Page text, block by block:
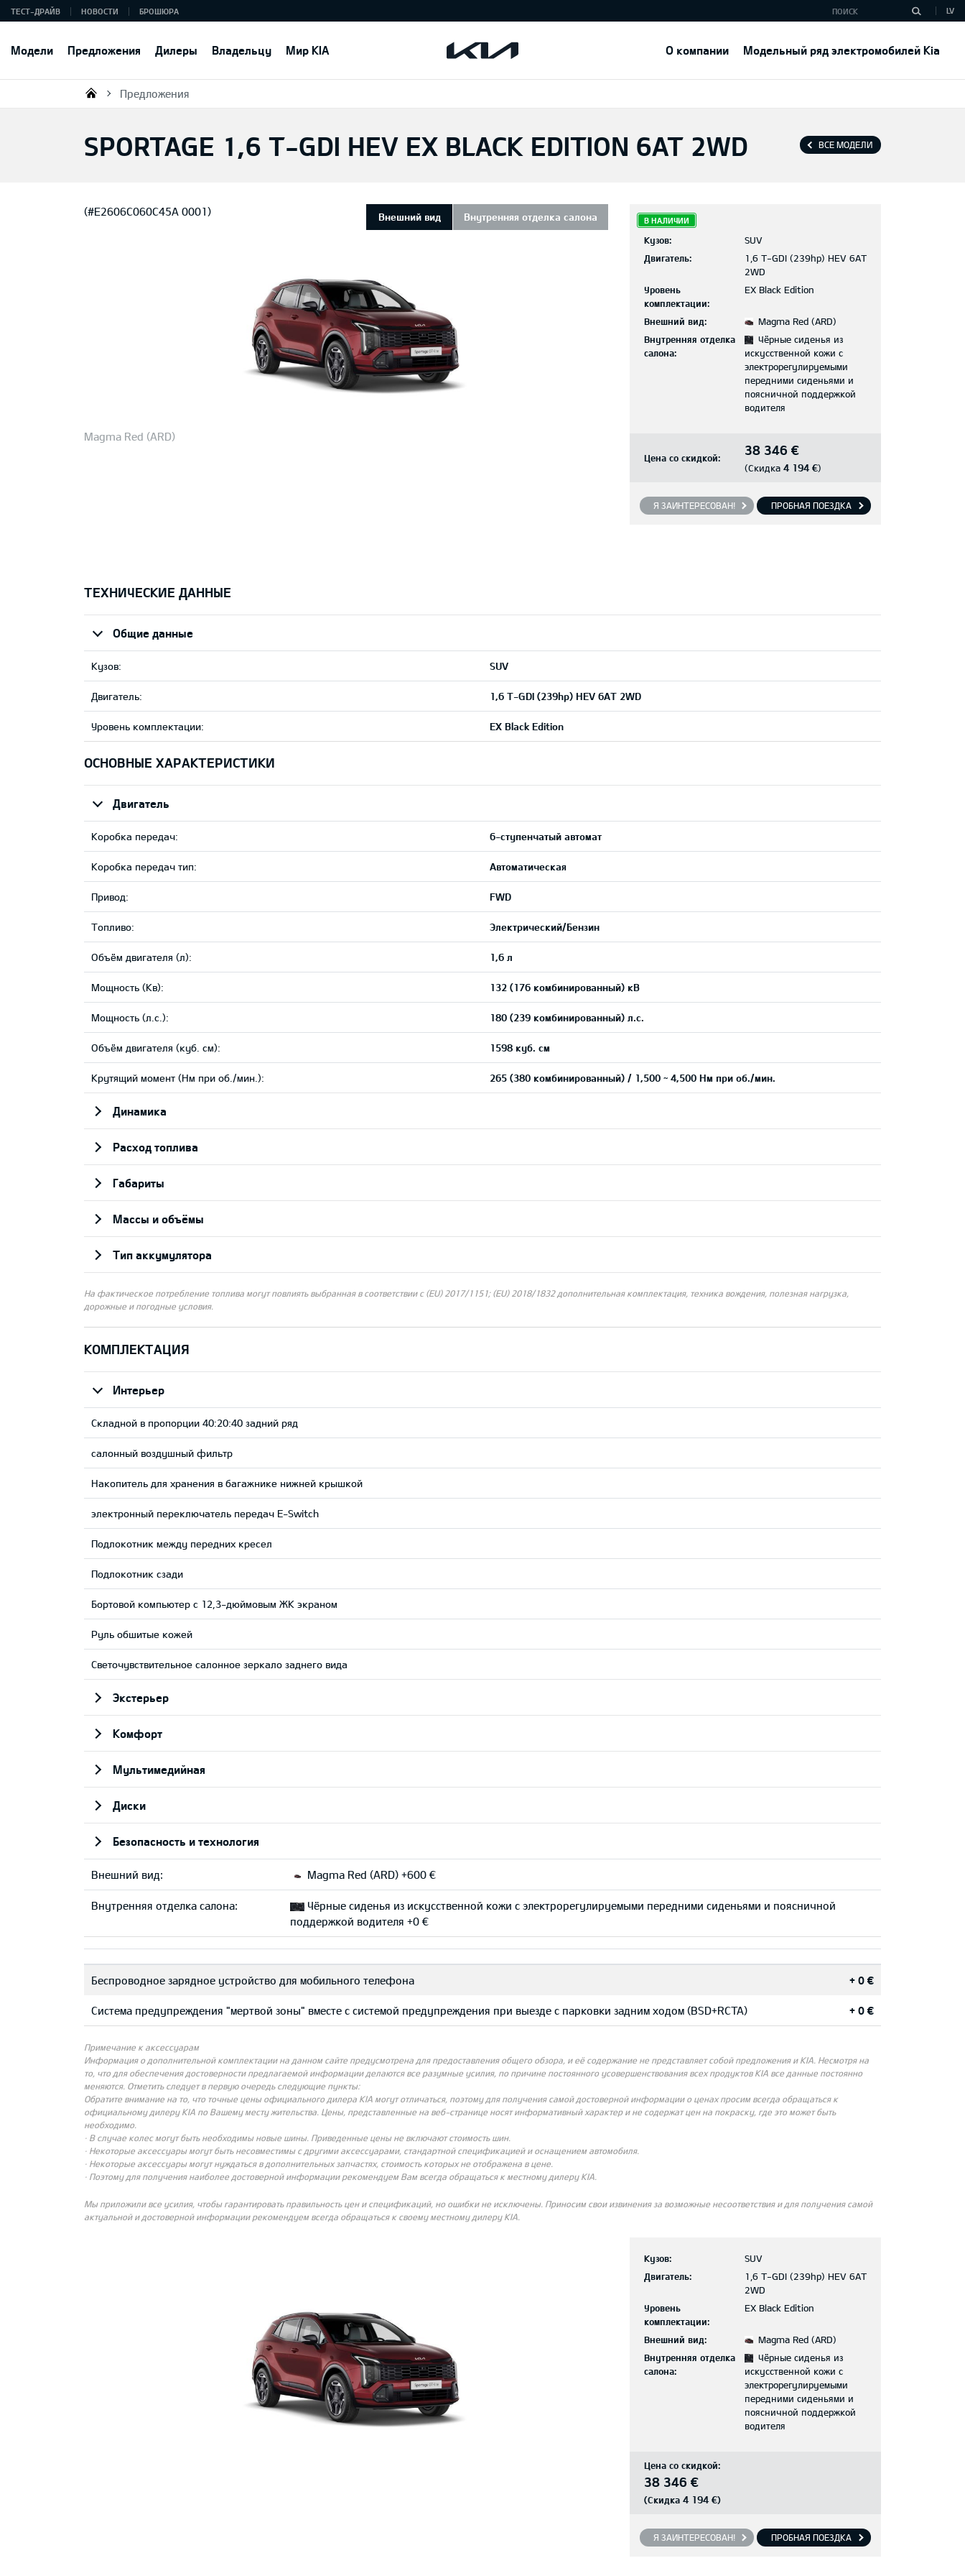
Модели Предложения Дилеры Владельцу Мир KIA О компании Модельный ряд электромобилей Kia
ТЕСТ-ДРАЙВ НОВОСТИ БРОШЮРА LV
KIA AUTO AS
Предложения
ВСЕ МОДЕЛИ
SPORTAGE 1,6 T-GDI HEV EX BLACK EDITION 6AT 2WD
Внешний вид Внутренняя отделка салона
(#E2606C060C45A 0001)
Magma Red (ARD)
В НАЛИЧИИ
Кузов:
SUV
Двигатель:
1,6 T-GDI (239hp) HEV 6AT
2WD
Уровень
комплектации:
EX Black Edition
Внешний вид:
Magma Red (ARD)
Внутренняя отделка
салона:
Чёрные сиденья из
искусственной кожи с
электрорегулируемыми
передними сиденьями и
поясничной поддержкой
водителя
Цена со скидкой: 38 346 €
(Скидка 4 194 €)
Я ЗАИНТЕРЕСОВАН! ПРОБНАЯ ПОЕЗДКА
ТЕХНИЧЕСКИЕ ДАННЫЕ
Общие данные
Кузов: SUV
Двигатель: 1,6 T-GDI (239hp) HEV 6AT 2WD
Уровень комплектации: EX Black Edition
ОСНОВНЫЕ ХАРАКТЕРИСТИКИ
Двигатель
Коробка передач: 6-ступенчатый автомат
Коробка передач тип: Автоматическая
Привод: FWD
Tопливо: Электрический/Бензин
Объём двигателя (л): 1,6 л
Мощность (Кв): 132 (176 комбинированный) кВ
Мощность (л.с.): 180 (239 комбинированный) л.с.
Объём двигателя (куб. см): 1598 куб. см
Крутящий момент (Нм при об./мин.): 265 (380 комбинированный) / 1,500 ~ 4,500 Нм при об./мин.
Динамика
Pасход топлива
Габариты
Массы и объёмы
Тип аккумулятора
На фактическое потребление топлива могут повлиять выбранная в соответствии с (EU) 2017/1151; (EU) 2018/1832 дополнительная комплектация, техника вождения, полезная нагрузка,
дорожные и погодные условия.
КОМПЛЕКТАЦИЯ
Интерьер
Складной в пропорции 40:20:40 задний ряд
салонный воздушный фильтр
Накопитель для хранения в багажнике нижней крышкой
электронный переключатель передач E-Switch
Подлокотник между передних кресел
Подлокотник сзади
Бортовой компьютер с 12,3-дюймовым ЖК экраном
Руль обшитые кожей
Светочувствительное салонное зеркало заднего вида
Экстерьер
Комфорт
Мультимедийная
Диски
Безопасность и технология
Внешний вид: Magma Red (ARD) +600 €
Внутренняя отделка салона:
Чёрные сиденья из искусственной кожи с электрорегулируемыми передними сиденьями и поясничной
поддержкой водителя +0 €
Беспроводное зарядное устройство для мобильного телефона + 0 €
Система предупреждения "мертвой зоны" вместе с системой предупреждения при выезде с парковки задним ходом (BSD+RCTA) + 0 €
Примечание к аксессуарам
Информация о дополнительной комплектации на данном сайте предусмотрена для предоставления общего обзора, и её содержание не представляет собой предложения и KIA. Несмотря на
то, что для обеспечения достоверности предлагаемой информации делаются все разумные усилия, по причине постоянного усовершенствования всех продуктов KIA все данные постоянно
меняются. Отметить следует в первую очередь следующие пункты:
Обратите внимание на то, что точные цены официального дилера KIA могут отличаться, поэтому для получения самой достоверной информации о ценах просим всегда обращаться к
официальному дилеру KIA по Вашему месту жительства. Цены, представленные на веб-странице носят информативный характер и не содержат цен на покраску, где это может быть
необходимо.
· В случае колес могут быть необходимы новые шины. Приведенные цены не включают стоимость шин.
· Некоторые аксессуары могут быть несовместимы с другими аксессуарами, стандартной спецификацией и оснащением автомобиля.
· Некоторые аксессуары могут нуждаться в дополнительных запчастях, стоимость которых не отображена в цене.
· Поэтому для получения наиболее достоверной информации рекомендуем Вам всегда обращаться к местному дилеру KIA.
Мы приложили все усилия, чтобы гарантировать правильность цен и спецификаций, но ошибки не исключены. Приносим свои извинения за возможные несоответствия и для получения самой
актуальной и достоверной информации рекомендуем всегда обращаться к своему местному дилеру KIA.
Кузов:
SUV
Двигатель:
1,6 T-GDI (239hp) HEV 6AT
2WD
Уровень
комплектации:
EX Black Edition
Внешний вид:
Magma Red (ARD)
Внутренняя отделка
салона:
Чёрные сиденья из
искусственной кожи с
электрорегулируемыми
передними сиденьями и
поясничной поддержкой
водителя
Цена со скидкой:
38 346 €
(Скидка 4 194 €)
Я ЗАИНТЕРЕСОВАН! ПРОБНАЯ ПОЕЗДКА